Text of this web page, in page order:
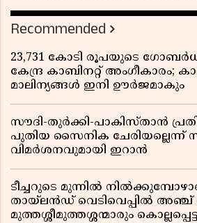
Recommended
23,731 കോടി രൂപയുടെ
കേന്ദ്ര കാബിനറ്റ് അംഗീകാരം;
മാലിന്യങ്ങൾ ഇനി ഊർജമാകും
സൗദി-തുർക്കി-പാകിസ്താൻ
പുതിയ സൈനിക ചേരിയല്ലെന്ന്
വിമർശനവുമായി ഇറാൻ
ടീച്ചറുടെ മുന്നിൽ
തായ്‌ലൻഡ് വെടിവെപ്പിൽ
മുത്തശ്ശീമുത്തശ്ശന്മാരും